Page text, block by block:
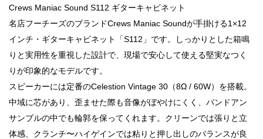
Crews Maniac Sound S112 ギターキャビネット
名店フーチーズのブランドCrews Maniac Soundが手掛ける1×12
インチ・ギターキャビネット「S112」です。しっかりとした箱鳴
りと実用性を重視した設計で、現場で安心して使える堅実なつく
りが印象的なモデルです。
スピーカーには定番のCelestion Vintage 30（8Ω / 60W）を搭載。
中域に芯があり、歪ませた際も音像がぼやけにくく、バンドアン
サンブルの中でも輪郭を保ってくれます。クリーンでは張りと立
体感、クランチ〜ハイゲインでは粘りと押し出しのバランスが良